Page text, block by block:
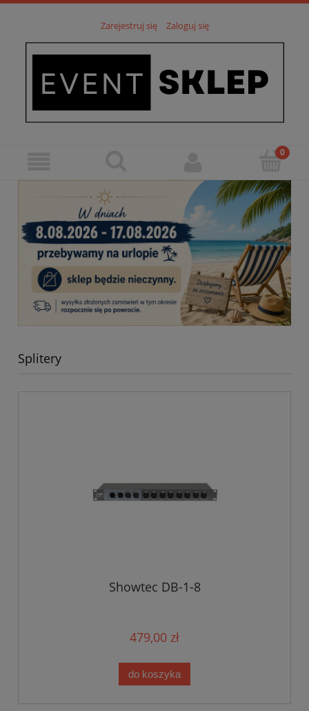
Zarejestruj się Zaloguj się
Splitery
Showtec DB-1-8
479,00 zł
do koszyka